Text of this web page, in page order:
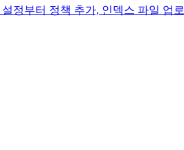
정부터 정책 추가, 인덱스 파일 업